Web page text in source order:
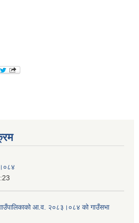
आ.व. २०८३।०८४ को गाउँसभा